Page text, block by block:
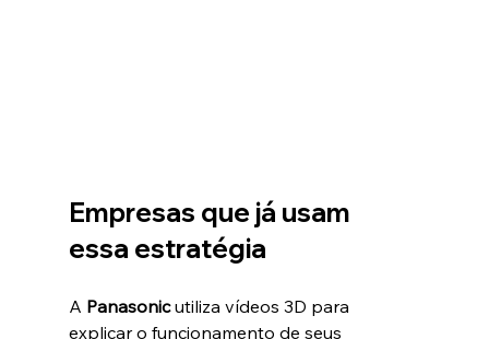
Empresas que já usam
essa estratégia
A Panasonic utiliza vídeos 3D para
explicar o funcionamento de seus